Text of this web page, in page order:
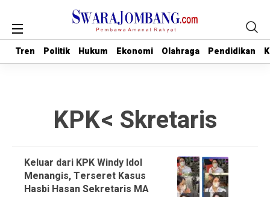
Tren Politik Hukum Ekonomi Olahraga Pendidikan
Tren Politik Hukum Ekonomi Olahraga Pendidikan
KPK< Skretaris
Keluar dari KPK Windy Idol
Menangis, Terseret Kasus
Hasbi Hasan Sekretaris MA